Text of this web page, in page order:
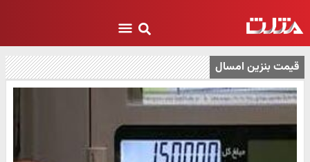
قیمت بنزین امسال